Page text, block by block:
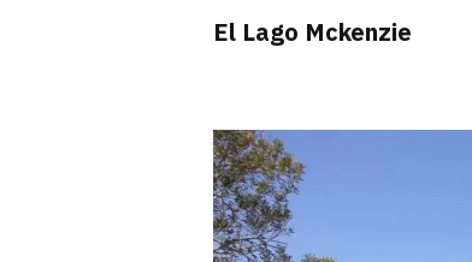
El Lago Mckenzie